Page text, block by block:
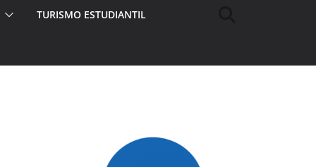
TURISMO ESTUDIANTIL